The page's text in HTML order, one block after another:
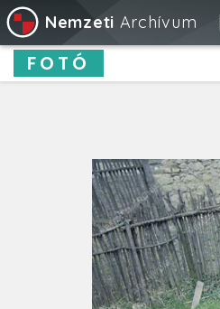
Nemzeti Archívum
FOTÓ